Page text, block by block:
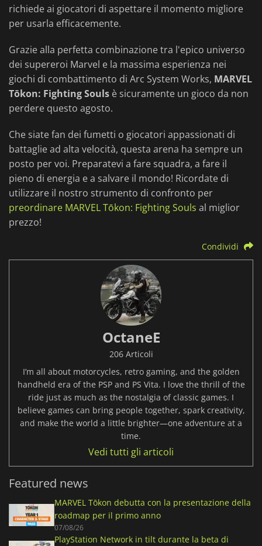
richiede ai giocatori di aspettare il momento migliore
per usarla efficacemente.
Grazie alla perfetta combinazione tra l'epico universo
dei supereroi Marvel e la massima esperienza nei
giochi di combattimento di Arc System Works, MARVEL
Tōkon: Fighting Souls è sicuramente un gioco da non
perdere questo agosto.
Che siate fan dei fumetti o giocatori appassionati di
battaglie ad alta velocità, questa arena ha sempre un
posto per voi. Preparatevi a fare squadra, a fare il
pieno di energia e a salvare il mondo! Ricordate di
utilizzare il nostro strumento di confronto per
preordinare MARVEL Tōkon: Fighting Souls al miglior
prezzo!
Condividi
OctaneE
206 Articoli
I’m all about motorcycles, retro gaming, and the golden
handheld era of the PSP and PS Vita. I love the thrill of the
ride just as much as the nostalgia of classic games. I
believe games can bring people together, spark creativity,
and make the world a little brighter—one adventure at a
time.
Vedi tutti gli articoli
Featured news
MARVEL Tōkon debutta con la presentazione della
roadmap per il primo anno
07/08/26
PlayStation Network in tilt durante la beta di